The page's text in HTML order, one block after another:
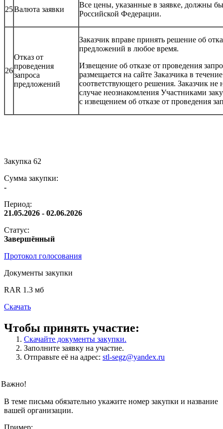
25Валюта заявки
Все цены, указанные в заявке, должны
Российской Федерации.
26
Отказ от
проведения
запроса
предложений
Заказчик вправе принять решение об
предложений в любое время.
Извещение об отказе от проведения
размещается на сайте Заказчика в
соответствующего решения. Заказчик не
случае неознакомления Участниками
с извещением об отказе от проведения
Закупка 62
Сумма закупки:
-
Период:
21.05.2026 - 02.06.2026
Статус:
Завершённый
Протокол голосования
Документы закупки
RAR 1.3 мб
Скачать
Чтобы принять участие:
Скачайте документы закупки.
Заполните заявку на участие.
Отправьте её на адрес: stl-segz@yandex.ru
Важно!
В теме письма обязательно укажите номер закупки и название
вашей организации.